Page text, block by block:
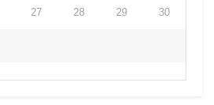
27 28 29 30